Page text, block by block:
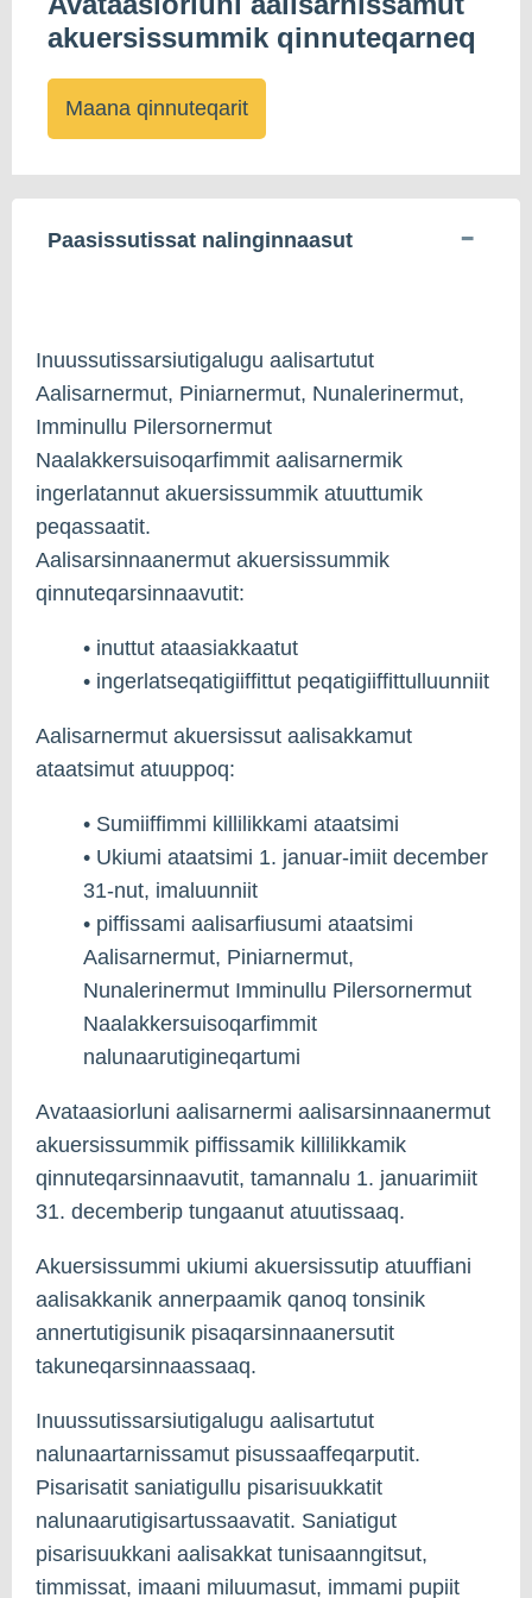
akuersissummik qinnuteqarneq
Maana qinnuteqarit
Paasissutissat nalinginnaasut
Inuussutissarsiutigalugu aalisartutut
Aalisarnermut, Piniarnermut, Nunalerinermut,
Imminullu Pilersornermut
Naalakkersuisoqarfimmit aalisarnermik
ingerlatannut akuersissummik atuuttumik
peqassaatit.
Aalisarsinnaanermut akuersissummik
qinnuteqarsinnaavutit:
• inuttut ataasiakkaatut
• ingerlatseqatigiiffittut peqatigiiffittulluunniit
Aalisarnermut akuersissut aalisakkamut
ataatsimut atuuppoq:
• Sumiiffimmi killilikkami ataatsimi
• Ukiumi ataatsimi 1. januar-imiit december
31-nut, imaluunniit
• piffissami aalisarfiusumi ataatsimi
Aalisarnermut, Piniarnermut,
Nunalerinermut Imminullu Pilersornermut
Naalakkersuisoqarfimmit
nalunaarutigineqartumi
Avataasiorluni aalisarnermi aalisarsinnaanermut
akuersissummik piffissamik killilikkamik
qinnuteqarsinnaavutit, tamannalu 1. januarimiit
31. decemberip tungaanut atuutissaaq.
Akuersissummi ukiumi akuersissutip atuuffiani
aalisakkanik annerpaamik qanoq tonsinik
annertutigisunik pisaqarsinnaanersutit
takuneqarsinnaassaaq.
Inuussutissarsiutigalugu aalisartutut
nalunaartarnissamut pisussaaffeqarputit.
Pisarisatit saniatigullu pisarisuukkatit
nalunaarutigisartussaavatit. Saniatigut
pisarisuukkani aalisakkat tunisaanngitsut,
timmissat, imaani miluumasut, immami pupiit